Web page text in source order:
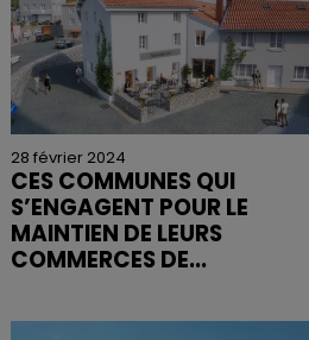
28 février 2024
CES COMMUNES QUI
S’ENGAGENT POUR LE
MAINTIEN DE LEURS
COMMERCES DE...